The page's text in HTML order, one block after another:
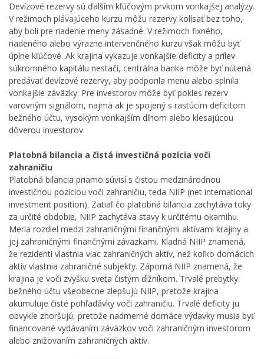
Devízové rezervy sú ďalším kľúčovým prvkom vonkajšej analýzy.
V režimoch plávajúceho kurzu môžu rezervy kolísať bez toho,
aby boli pre riadenie meny zásadné. V režimoch fixného,
riadeného alebo výrazne intervenčného kurzu však môžu byť
úplne kľúčové. Ak krajina vykazuje vonkajšie deficity a prílev
súkromného kapitálu nestačí, centrálna banka môže byť nútená
predávať devízové rezervy, aby podporila menu alebo splnila
vonkajšie záväzky. Pre investorov môže byť pokles rezerv
varovným signálom, najmä ak je spojený s rastúcim deficitom
bežného účtu, vysokým vonkajším dlhom alebo klesajúcou
dôverou investorov.
Platobná bilancia a čistá investičná pozícia voči
zahraničiu
Platobná bilancia priamo súvisí s čistou medzinárodnou
investičnou pozíciou voči zahraničiu, teda NIIP (net international
investment position). Zatiaľ čo platobná bilancia zachytáva toky
za určité obdobie, NIIP zachytáva stavy k určitému okamihu.
Meria rozdiel medzi zahraničnými finančnými aktívami krajiny a
jej zahraničnými finančnými záväzkami. Kladná NIIP znamená,
že rezidenti vlastnia viac zahraničných aktív, než koľko domácich
aktív vlastnia zahraničné subjekty. Záporná NIIP znamená, že
krajina je voči zvyšku sveta čistým dlžníkom. Trvalé prebytky
bežného účtu všeobecne zlepšujú NIIP, pretože krajina
akumuluje čisté pohľadávky voči zahraničiu. Trvalé deficity ju
obvykle zhoršujú, pretože nadmerné domáce výdavky musia byť
financované vydávaním záväzkov voči zahraničným investorom
alebo znižovaním zahraničných aktív.